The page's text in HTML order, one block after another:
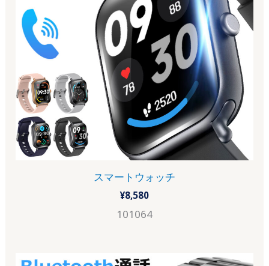
スマートウォッチ
¥8,580
101064